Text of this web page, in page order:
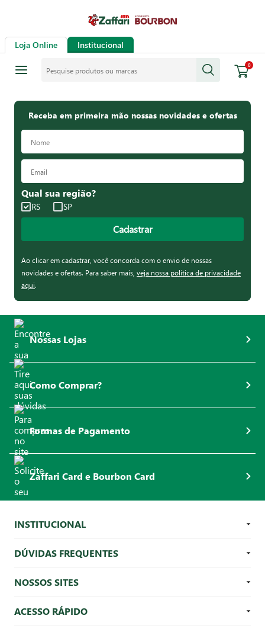
Loja Online Institucional
0
Receba em primeira mão nossas novidades e ofertas
Qual sua região?
RS SP
Cadastrar
Ao clicar em cadastrar, você concorda com o envio de nossas
novidades e ofertas. Para saber mais, veja nossa política de privacidade
aqui.
Nossas Lojas
Como Comprar?
Formas de Pagamento
Zaffari Card e Bourbon Card
INSTITUCIONAL
DÚVIDAS FREQUENTES
NOSSOS SITES
ACESSO RÁPIDO